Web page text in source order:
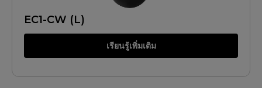
EC1-CW (L)
เรียนรู้เพิ่มเติม